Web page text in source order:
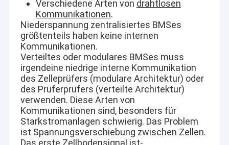
Wärmepumpe der hohen Temperatur
Mehrstufenkreiselpumpe
vertikale Kreiselpumpe
horizontale Kreiselpumpe
Schlamm-Pumpen-Teile
Verschiedene Arten von drahtlosen
Kommunikationen.
Niederspannung zentralisiertes BMSes
größtenteils haben keine internen
Kommunikationen.
Verteiltes oder modulares BMSes muss
irgendeine niedrige interne Kommunikation
des Zelleprüfers (modulare Architektur) oder
des Prüferprüfers (verteilte Architektur)
verwenden. Diese Arten von
Kommunikationen sind, besonders für
Starkstromanlagen schwierig. Das Problem
ist Spannungsverschiebung zwischen Zellen.